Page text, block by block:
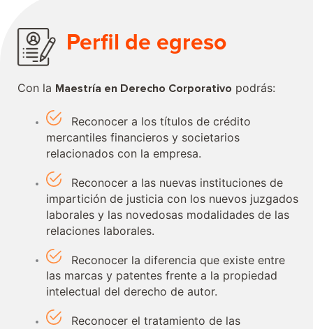
Perfil de egreso
Con la Maestría en Derecho Corporativo podrás:
Reconocer a los títulos de crédito
mercantiles financieros y societarios
relacionados con la empresa.
Reconocer a las nuevas instituciones de
impartición de justicia con los nuevos juzgados
laborales y las novedosas modalidades de las
relaciones laborales.
Reconocer la diferencia que existe entre
las marcas y patentes frente a la propiedad
intelectual del derecho de autor.
Reconocer el tratamiento de las